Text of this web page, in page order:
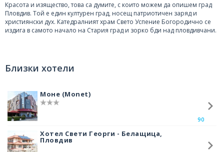
Красота и изящество, това са думите, с които можем да опишем град
Пловдив. Той е един културен град, носещ патриотичен заряд и
християнски дух. Катедралният храм Свето Успение Богородично се
издига в самото начало на Стария град и зорко бди над пловдивчани.
посети. Има писмени сведения, че през 12в кръстоносците са я
разграбили, но след това била възстановена. В писания от 16в се
пристигането на османците.
В средата на 19в се взима решение за строеж на нова по-здрава
църква, която да бъде изградена от камък. Надпис на северната стена
свидетелства за годината на започване на строежа – 1844г. Под олтара
на старата църква откриват надгробна плоча с гръцки надпис, но без
упомената година.
Близки хотели
Моне (Monet)
90
Хотел Свети Георги - Белащица,
Пловдив